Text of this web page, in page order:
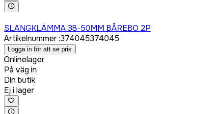
SLANGKLÄMMA 38-50MM BÅREBO 2P
Artikelnummer:374045374045
Logga in för att se pris
Onlinelager
På väg in
Din butik
Ej i lager